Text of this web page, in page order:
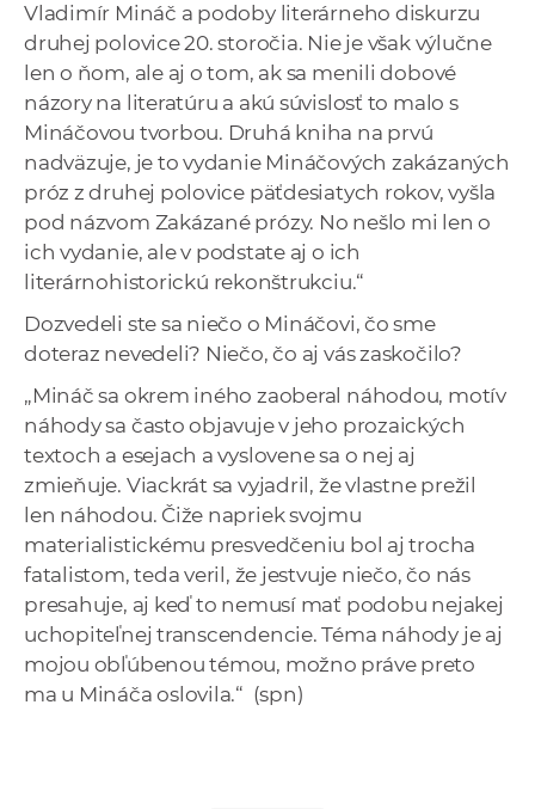
Vladimír Mináč a podoby literárneho diskurzu
druhej polovice 20. storočia. Nie je však výlučne
len o ňom, ale aj o tom, ak sa menili dobové
názory na literatúru a akú súvislosť to malo s
Mináčovou tvorbou. Druhá kniha na prvú
nadväzuje, je to vydanie Mináčových zakázaných
próz z druhej polovice päťdesiatych rokov, vyšla
pod názvom Zakázané prózy. No nešlo mi len o
ich vydanie, ale v podstate aj o ich
literárnohistorickú rekonštrukciu.“
Dozvedeli ste sa niečo o Mináčovi, čo sme
doteraz nevedeli? Niečo, čo aj vás zaskočilo?
„Mináč sa okrem iného zaoberal náhodou, motív
náhody sa často objavuje v jeho prozaických
textoch a esejach a vyslovene sa o nej aj
zmieňuje. Viackrát sa vyjadril, že vlastne prežil
len náhodou. Čiže napriek svojmu
materialistickému presvedčeniu bol aj trocha
fatalistom, teda veril, že jestvuje niečo, čo nás
presahuje, aj keď to nemusí mať podobu nejakej
uchopiteľnej transcendencie. Téma náhody je aj
mojou obľúbenou témou, možno práve preto
ma u Mináča oslovila.“ (spn)